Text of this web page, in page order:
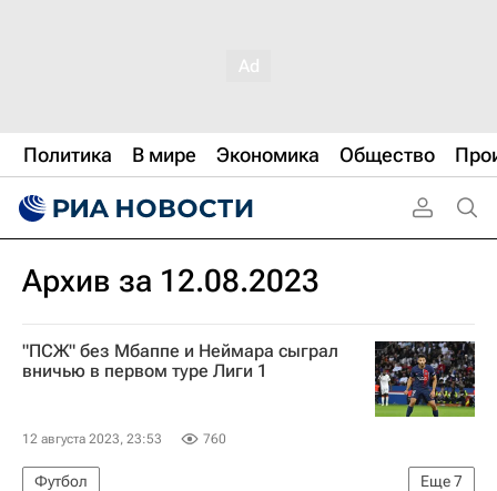
Политика В мире Экономика Общество
Архив за 12.08.2023
"ПСЖ" без Мбаппе и Неймара сыграл
вничью в первом туре Лиги 1
12 августа 2023, 23:53 760
Еще7
Футбол